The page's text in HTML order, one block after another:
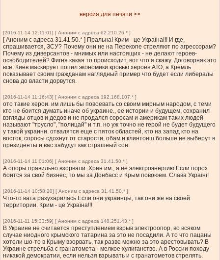
версия для печати >>
[2016-11-14 12:11:01] [ Аноним с адреса 62.210.26.* ]
[ Аноним с адреса 31.41.50.* ] Пральна! Крим - це Україна!!! И где,
спрашивается, ЗСУ? Почему они не на Перекопе стреляют по агрессорам?
Почему из диверсантов - мнимых или настоящих - не делают героев-
освободителей? Фигня какая то происходит, вот что я скажу. Договорняк это
все: Киев маскирует попил экономики кровью хероев АТО, а Кремль
показывает своим гражданам наглядный пример что будет если либералы
снова до власти дорвутся.
[2016-11-14 11:16:43] [ Аноним с адреса 192.168.107.* ]
ото такие херои. им лишь бы повоевать со своим мирным народом, с теми
кто не боится думать иначе об украине., ее истории и будущем, сохранил
взгляды отцов и дедов и не продался соросам и америкам таких людей
называют "трусло", "полицай" и т.п. но уж точно не герой не будет будущего
у такой украини. отвалятся еще с пяток областей, кто на запад кто на
восток, соросы сдохнут от старости, обам и клинтонш больше не выберут в
президенты и вас забудут как страшеый сон
[2016-11-14 11:01:06] [ Аноним с адреса 31.41.50.* ]
А опоры правильно взорвали. Хрен им , а не электроэнергию Если порох
боится за свой бизнес, то мы за Донбасс и Крым повоюем. Слава Україні!
[2016-11-14 10:58:20] [ Аноним с адреса 31.41.50.* ]
Что-то вата разухарилась.Если они украинцы, так они же на своей
территории. Крим - це Україна!!!
[2016-11-11 15:33:59] [ Аноним с адреса 148.251.43.* ]
В Украине не считается преступлением взрыв электроопор, во всяком
случае ниодного крымского татарина за это не посадили. А то что пацаны
хотели шо-то в Крыму взорвать, так разве можно за это арестовывать? В
Украине стрельба с гранатомета - мелкое хулиганство. А в России походу
никакой демократии, если нельзя взрывать и с гранатометов стрелять.